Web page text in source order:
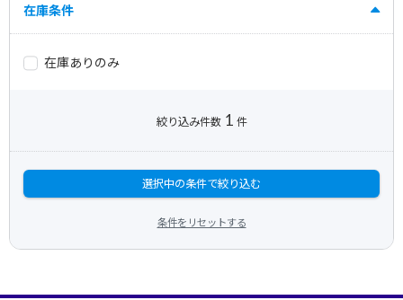
在庫条件
在庫ありのみ
絞り込み件数 1 件
選択中の条件で絞り込む
条件をリセットする